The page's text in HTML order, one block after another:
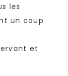
les
un coup
et